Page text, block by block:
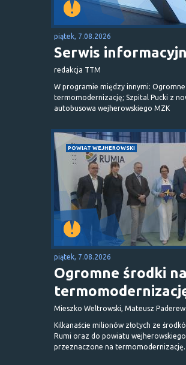
piątek, 7.08.2026
Serwis
redakcja TTM
W programie między innymi: Ogromne
termomodernizację; Szpital Pucki z
autobusowa wejherowskiego MZK
POWIAT WEJHEROWSKI
piątek, 7.08.2026
Ogromne środki na
Mieszko Weltrowski, Mateusz
Kilkanaście milionów złotych ze
Rumi oraz do powiatu
przeznaczone na termomodernizację.